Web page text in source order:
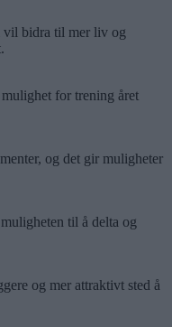
vil bidra til mer liv og
for trening året
og det gir muligheter
til å delta og
og mer attraktivt sted å